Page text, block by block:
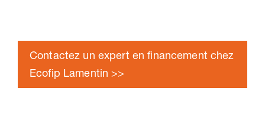
Contactez un expert en financement chez
Ecofip Lamentin >>